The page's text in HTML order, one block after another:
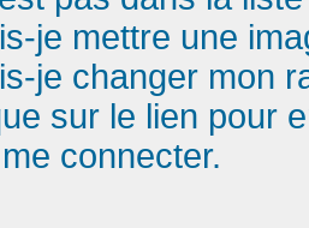
je mettre une
je changer mon
sur le lien pour
connecter.